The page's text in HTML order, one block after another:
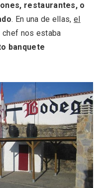
restaurantes, o
. En una de ellas,el
chef nos estaba
banquete
el balcón de los